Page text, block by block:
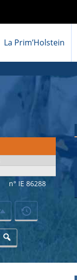
La Prim’Holstein
n° IE 86288